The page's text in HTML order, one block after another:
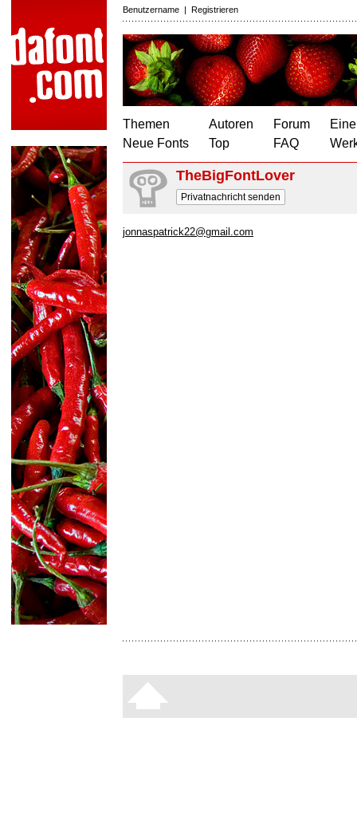
Benutzername | Registrieren
Themen
Neue Fonts
Autoren
Top
Forum
FAQ
TheBigFontLover
Privatnachricht senden
jonnaspatrick22@gmail.com